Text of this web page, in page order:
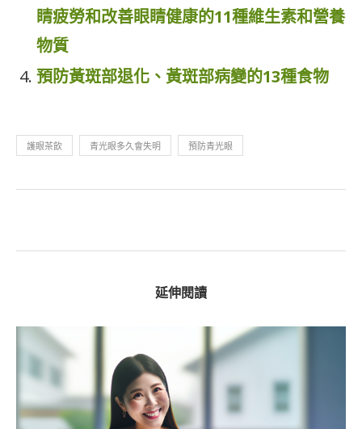
睛疲勞和改善眼睛健康的11種維生素和營養
物質
預防黃斑部退化、黃斑部病變的13種食物
護眼茶飲 青光眼多久會失明 預防青光眼
延伸閱讀